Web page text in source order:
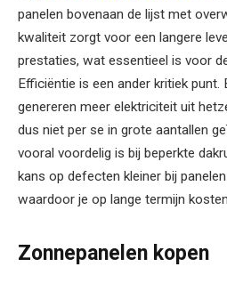
panelen bovenaan de lijst met
kwaliteit zorgt voor een langere
prestaties, wat essentieel is voor
Efficiëntie is een ander kritiek punt.
genereren meer elektriciteit uit
dus niet per se in grote aantallen
vooral voordelig is bij beperkte
kans op defecten kleiner bij
waardoor je op lange termijn
Zonnepanelen kopen